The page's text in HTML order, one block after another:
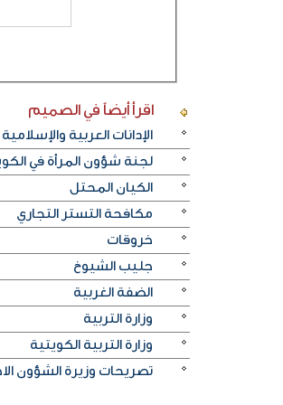
اقرأ أيضاً في الصميم
الإدانات العربية والإسلامية
لجنة شؤون المرأة في
الكيان المحتل
مكافحة التستر التجاري
خروقات
جليب الشيوخ
الضفة الغربية
وزارة التربية
وزارة التربية الكويتية
تصريحات وزيرة الشؤون